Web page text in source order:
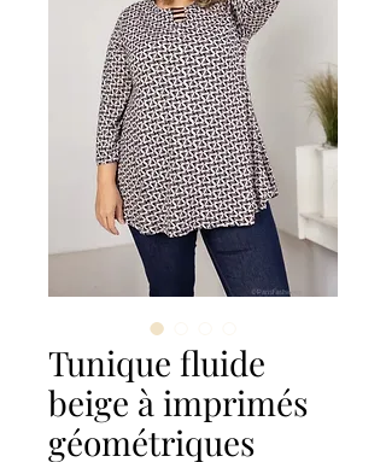
Tunique fluide
beige à imprimés
géométriques